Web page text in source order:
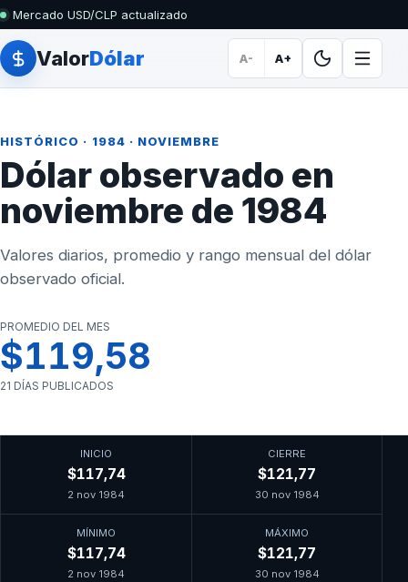
Mercado USD/CLP actualizado
ValorDólar A- A+
HISTÓRICO · 1984 · NOVIEMBRE
Dólar observado en
noviembre de 1984
Valores diarios, promedio y rango mensual del dólar
observado oficial.
PROMEDIO DEL MES
$119,58
21 DÍAS PUBLICADOS
INICIO
$117,74
2 nov 1984
CIERRE
$121,77
30 nov 1984
MÍNIMO
$117,74
2 nov 1984
MÁXIMO
$121,77
30 nov 1984